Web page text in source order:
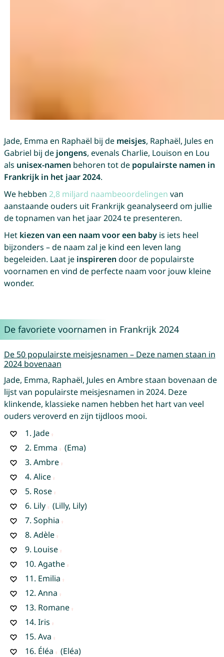
Jade, Emma en Raphaël bij de meisjes, Raphaël, Jules en
Gabriel bij de jongens, evenals Charlie, Louison en Lou
als unisex-namen behoren tot de populairste namen in
Frankrijk in het jaar 2024.
We hebben 2,8 miljard naambeoordelingen van
aanstaande ouders uit Frankrijk geanalyseerd om jullie
de topnamen van het jaar 2024 te presenteren.
Het kiezen van een naam voor een babyis iets heel
bijzonders – de naam zal je kind een leven lang
begeleiden. Laat je inspireren door de populairste
voornamen en vind de perfecte naam voor jouw kleine
wonder.
De favoriete voornamen in Frankrijk 2024
De 50 populairste meisjesnamen – Deze namen staan in
2024 bovenaan
Jade, Emma, Raphaël, Jules en Ambre staan bovenaan de
lijst van populairste meisjesnamen in 2024. Deze
klinkende, klassieke namen hebben het hart van veel
ouders veroverd en zijn tijdloos mooi.
1. Jade
2. Emma
(Ema)
3. Ambre
4. Alice
5. Rose
6. Lily
(Lilly, Lily)
7. Sophia
8. Adèle
9. Louise
10. Agathe
11. Emilia
12. Anna
13. Romane
14. Iris
15. Ava
16. Éléa
(Eléa)